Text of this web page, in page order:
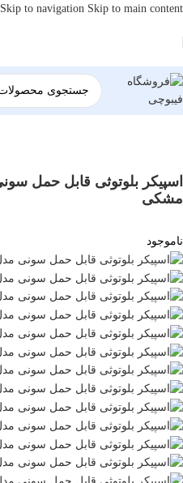
Skip to navigation Skip to main content
مشکی
ناموجود